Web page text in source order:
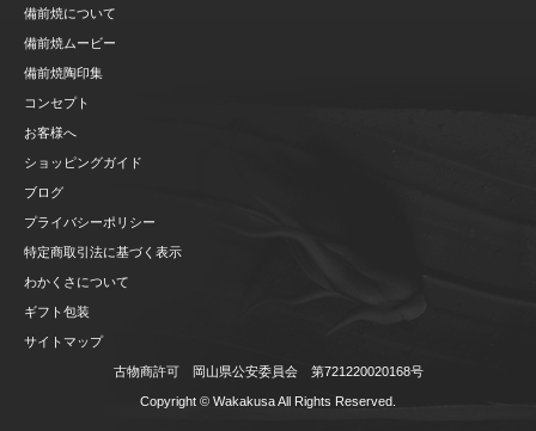
備前焼について
備前焼ムービー
備前焼陶印集
コンセプト
お客様へ
ショッピングガイド
ブログ
プライバシーポリシー
特定商取引法に基づく表示
わかくさについて
ギフト包装
サイトマップ
古物商許可 岡山県公安委員会 第721220020168号
Copyright © Wakakusa All Rights Reserved.